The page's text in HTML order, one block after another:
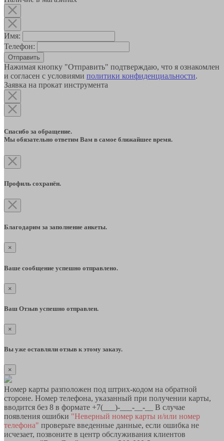
Имя:
Телефон:
Отправить
Нажимая кнопку "Отправить" подтверждаю, что я ознакомлен
и согласен с условиями политики конфиденциальности.
Заявка на прокат инструмента
Спасибо за обращение.
Мы обязательно ответим Вам в самое ближайшее время.
Профиль сохранён.
Благодарим за заполнение анкеты.
×
Ваше сообщение успешно отправлено.
×
Ваш Отзыв успешно отправлен.
×
Вы уже оставляли отзыв к этому заказу.
×
Номер карты разположен под штрих-кодом на обратной
стороне. Номер телефона, указанный при получении карты,
вводится без 8 в формате +7(___)-___-__-__ В случае
появления ошибки "Неверный номер карты и/или номер
телефона" проверьте введенные данные, если ошибка не
исчезает, позвоните в центр обслуживания клиентов